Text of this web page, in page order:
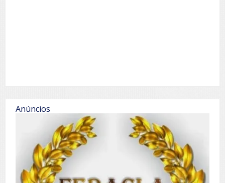
Anúncios